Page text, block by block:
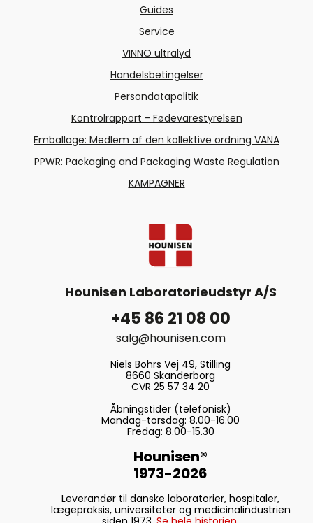
Guides
Service
VINNO ultralyd
Handelsbetingelser
Persondatapolitik
Kontrolrapport - Fødevarestyrelsen
Emballage: Medlem af den kollektive ordning VANA
PPWR: Packaging and Packaging Waste Regulation
KAMPAGNER
Hounisen Laboratorieudstyr A/S
+45 86 21 08 00
salg@hounisen.com
Niels Bohrs Vej 49, Stilling
8660 Skanderborg
CVR 25 57 34 20
Åbningstider (telefonisk)
Mandag-torsdag: 8.00-16.00
Fredag: 8.00-15.30
Hounisen®
1973-2026
Leverandør til danske laboratorier, hospitaler,
lægepraksis, universiteter og medicinalindustrien